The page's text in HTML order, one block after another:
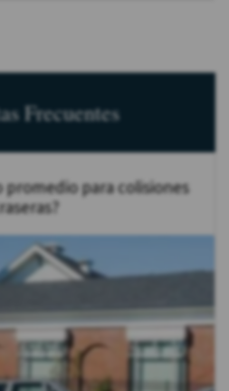
Frecuentes
promedio para colisiones